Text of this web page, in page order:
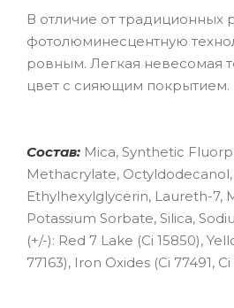
В отличие от традиционных
фотолюминесцентную
ровным. Легкая невесомая
цвет с сияющим покрытием.
Состав: Mica, Synthetic
Methacrylate,
Ethylhexylglycerin, Laureth-7,
Potassium Sorbate, Silica,
(+/-): Red 7 Lake (Ci 15850),
77163), Iron Oxides (Ci 77491,